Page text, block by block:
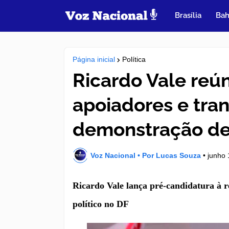
Brasília
Página inicial Política
Ricardo Vale
apoiadores e
demonstração
Voz Nacional • Por Lucas Souza • junho
Ricardo Vale lança pré-candidatura à
político no DF